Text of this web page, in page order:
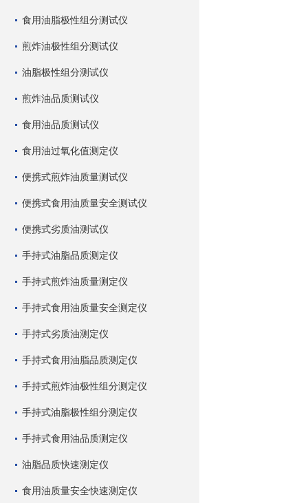
食用油脂极性组分测试仪
煎炸油极性组分测试仪
油脂极性组分测试仪
煎炸油品质测试仪
食用油品质测试仪
食用油过氧化值测定仪
便携式煎炸油质量测试仪
便携式食用油质量安全测试仪
便携式劣质油测试仪
手持式油脂品质测定仪
手持式煎炸油质量测定仪
手持式食用油质量安全测定仪
手持式劣质油测定仪
手持式食用油脂品质测定仪
手持式煎炸油极性组分测定仪
手持式油脂极性组分测定仪
手持式食用油品质测定仪
油脂品质快速测定仪
食用油质量安全快速测定仪